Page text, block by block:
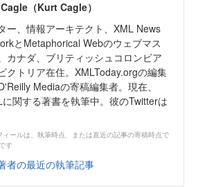
（Kurt Cagle）
ー、情報アーキテクト、XML News
とMetaphorical Webのウェブマス
カナダ、ブリティッシュコロンビア
クトリア在住。XMLToday.orgの編集
Mediaの寄稿編集者。現在、
に関する著書を執筆中。彼のTwitterは
ィールは、執筆時点、または直近の記事の寄稿時点で
す
者の最近の執筆記事